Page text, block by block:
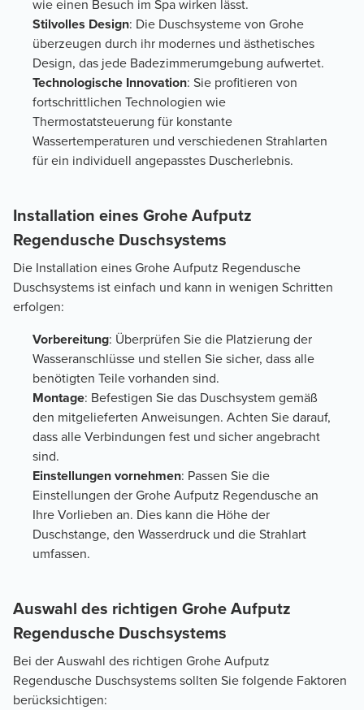
wie einen Besuch im Spa wirken lässt.
Stilvolles Design: Die Duschsysteme von Grohe
überzeugen durch ihr modernes und ästhetisches
Design, das jede Badezimmerumgebung aufwertet.
Technologische Innovation: Sie profitieren von
fortschrittlichen Technologien wie
Thermostatsteuerung für konstante
Wassertemperaturen und verschiedenen Strahlarten
für ein individuell angepasstes Duscherlebnis.
Installation eines Grohe Aufputz
Regendusche Duschsystems
Die Installation eines Grohe Aufputz Regendusche
Duschsystems ist einfach und kann in wenigen Schritten
erfolgen:
Vorbereitung: Überprüfen Sie die Platzierung der
Wasseranschlüsse und stellen Sie sicher, dass alle
benötigten Teile vorhanden sind.
Montage: Befestigen Sie das Duschsystem gemäß
den mitgelieferten Anweisungen. Achten Sie darauf,
dass alle Verbindungen fest und sicher angebracht
sind.
Einstellungen vornehmen: Passen Sie die
Einstellungen der Grohe Aufputz Regendusche an
Ihre Vorlieben an. Dies kann die Höhe der
Duschstange, den Wasserdruck und die Strahlart
umfassen.
Auswahl des richtigen Grohe Aufputz
Regendusche Duschsystems
Bei der Auswahl des richtigen Grohe Aufputz
Regendusche Duschsystems sollten Sie folgende Faktoren
berücksichtigen: